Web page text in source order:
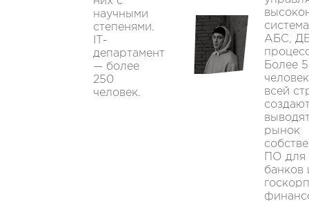
научными
степенями.
IТ-
департамент
— более
250
человек.
АБС,
Более
всей
рынок
ПО для
банков